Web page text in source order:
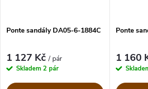
Ponte sandály DA05-6-1884C
1 127 Kč/ pár
Skladem 2 pár
Ponte
1 160